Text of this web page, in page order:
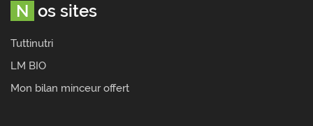
Nos sites
Tuttinutri
LM BIO
Mon bilan minceur offert